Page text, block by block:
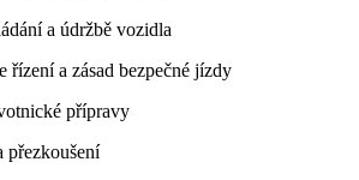
a údržbě vozidla
řízení a zásad bezpečné jízdy
přípravy
přezkoušení